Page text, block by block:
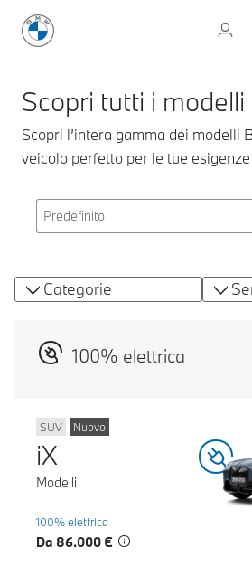
Scopri tutti i modelli
Scopri l’intera gamma dei modelli
veicolo perfetto per le tue
Categorie
100% elettrica
SUV Nuovo
iX
Modelli
100% elettrica
Da 86.000 €